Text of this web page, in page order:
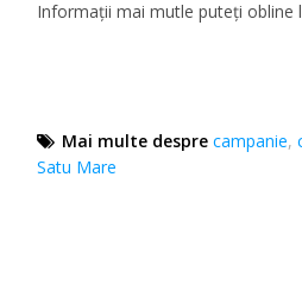
Informaţii mai mutle puteţi obline
Mai multe despre campanie,
Satu Mare